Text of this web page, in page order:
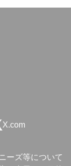
X.com
ーズ等について